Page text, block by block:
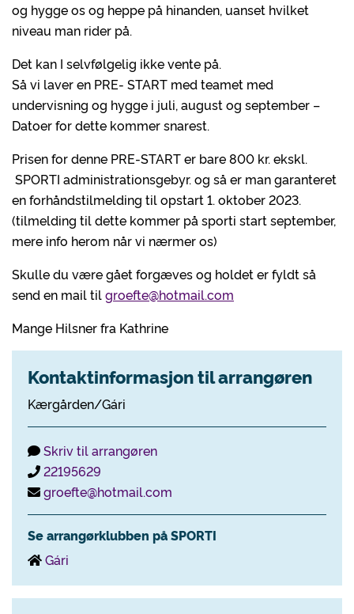
og hygge os og heppe på hinanden, uanset hvilket
niveau man rider på.
Det kan I selvfølgelig ikke vente på.
Så vi laver en PRE- START med teamet med
undervisning og hygge i juli, august og september –
Datoer for dette kommer snarest.
Prisen for denne PRE-START er bare 800 kr. ekskl.
SPORTI administrationsgebyr. og så er man garanteret
en forhåndstilmelding til opstart 1. oktober 2023.
(tilmelding til dette kommer på sporti start september,
mere info herom når vi nærmer os)
Skulle du være gået forgæves og holdet er fyldt så
send en mail tilgroefte@hotmail.com
Mange Hilsner fra Kathrine
Kontaktinformasjon til arrangøren
Kærgården/Gári
Skriv til arrangøren
22195629
groefte@hotmail.com
Se arrangørklubben på SPORTI
Gári